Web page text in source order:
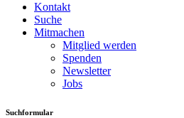
Kontakt
Suche
Mitmachen
Mitglied werden
Spenden
Newsletter
Jobs
Suchformular